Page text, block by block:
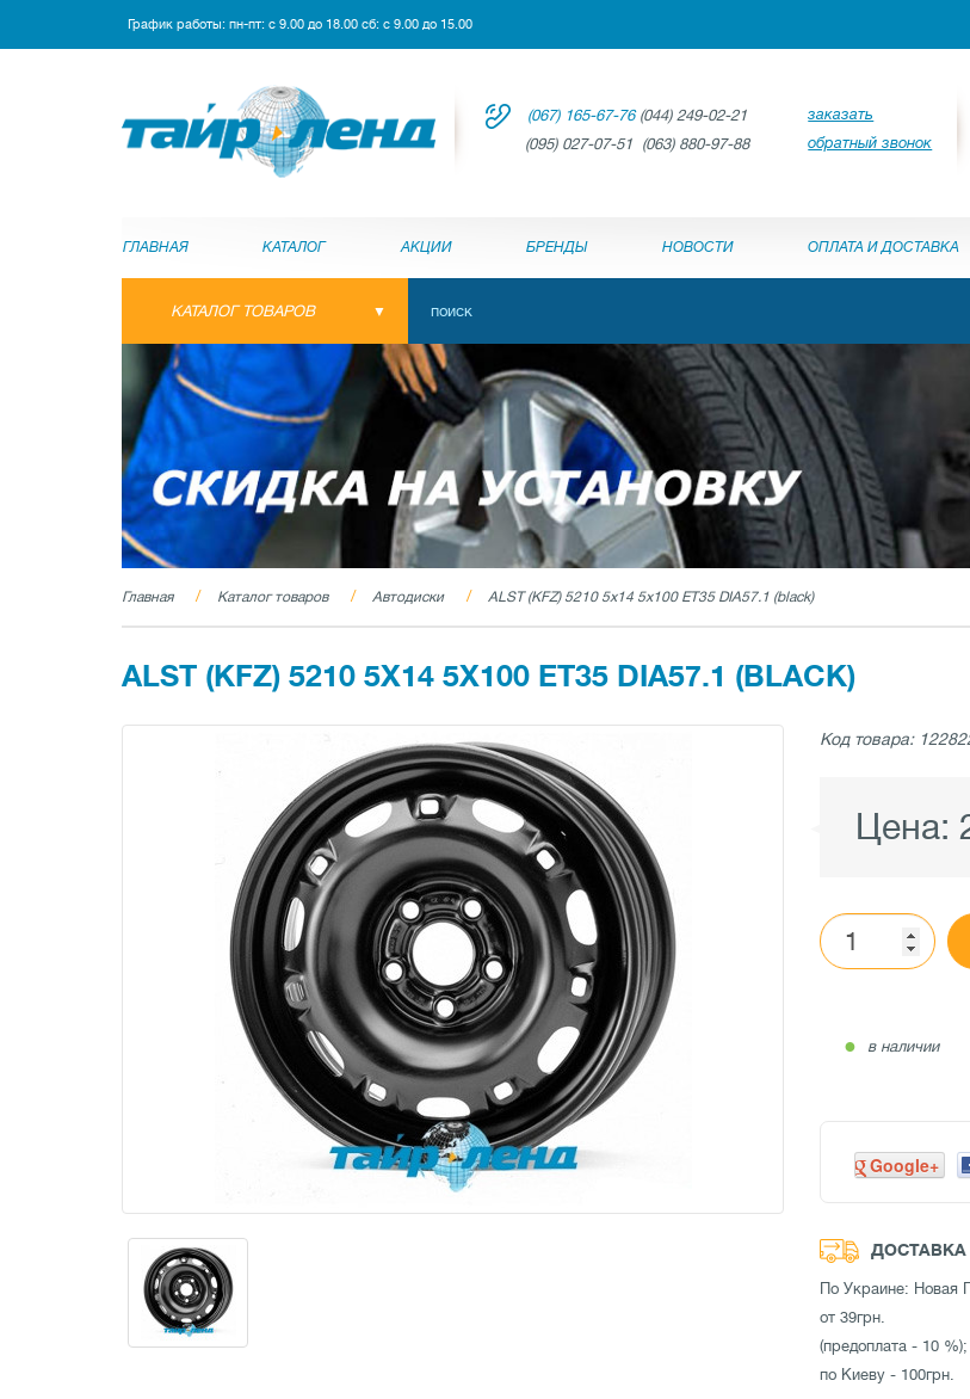
График работы: пн-пт: с 9.00 до 18.00 сб: с 9.00 до 15.00
(067) 165-67-76(044) 249-02-21
(095) 027-07-51 (063) 880-97-88
заказать
обратный звонок
ГЛАВНАЯ КАТАЛОГ АКЦИИ БРЕНДЫ НОВОСТИ ОПЛАТА И ДОСТАВКА
КАТАЛОГ ТОВАРОВ
Главная Каталог товаров Автодиски ALST (KFZ) 5210 5x14 5x100 ET35 DIA57.1 (black)
ALST (KFZ) 5210 5X14 5X100 ET35 DIA57.1 (BLACK)
Код товара:
Цена:
● в наличии
Google+
ДОСТАВКА
По Украине: Новая
от 39грн.
(предоплата - 10 %);
по Киеву - 100грн.